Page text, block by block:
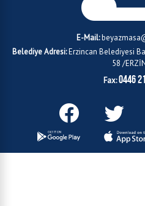
E-Mail:
Belediye Adresi:Erzincan Belediyesi
58 /
Fax:0446